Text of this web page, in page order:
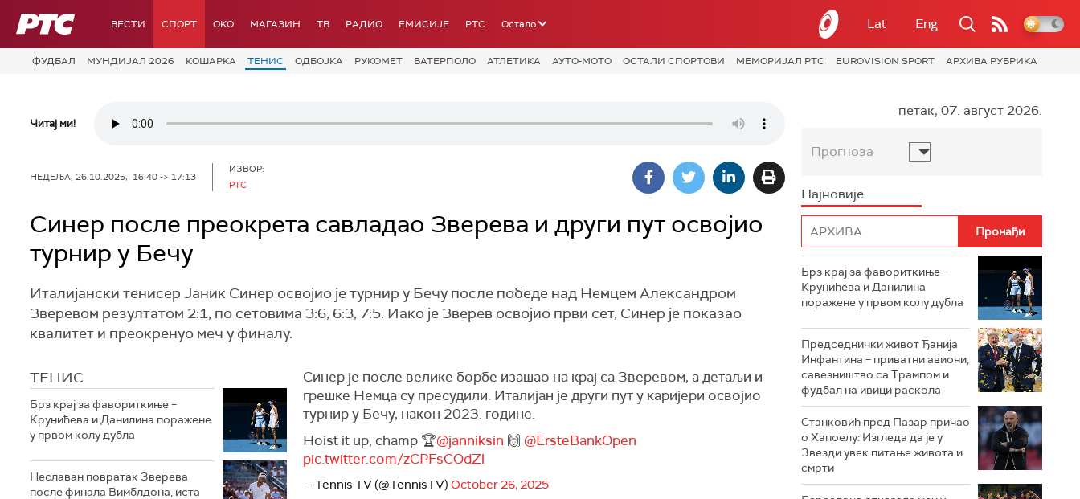
РТС ВЕСТИ СПОРТ OKO МАГАЗИН ТВ РАДИО ЕМИСИЈЕ РТС Остало Lat Eng
ФУДБАЛ МУНДИЈАЛ 2026 КОШАРКА ТЕНИС ОДБОЈКА РУКОМЕТ ВАТЕРПОЛО АТЛЕТИКА АУТО-МОТО ОСТАЛИ СПОРТОВИ МЕМОРИЈАЛ РТС EUROVISION SPORT АРХИВА РУБРИКА
Читај ми!
НЕДЕЉА, 26.10.2025, 16:40 -> 17:13
ИЗВОР:
РТС
Синер после преокрета савладао Зверева и други пут освојио
турнир у Бечу
Италијански тенисер Јаник Синер освојио је турнир у Бечу после победе над Немцем Александром
Зверевом резултатом 2:1, по сетовима 3:6, 6:3, 7:5. Иако је Зверев освојио први сет, Синер је показао
квалитет и преокренуо меч у финалу.
ТЕНИС
Брз крај за фавориткиње –
Крунићева и Данилина поражене
у првом колу дубла
Неславан повратак Зверева
после финала Вимблдона, иста
Синер је после велике борбе изашао на крај са Зверевом, а детаљи и
грешке Немца су пресудили. Италијан је други пут у каријери освојио
турнир у Бечу, након 2023. године.
Hoist it up, champ 🏆@janniksin 🙌 @ErsteBankOpen
pic.twitter.com/zCPFsCOdZl
— Tennis TV (@TennisTV) October 26, 2025
петак, 07. август 2026.
Прогноза
Најновије
Брз крај за фавориткиње –
Крунићева и Данилина
поражене у првом колу дубла
Председнички живот Ђанија
Инфантина – приватни авиони,
савезништво са Трампом и
фудбал на ивици раскола
Станковић пред Пазар причао
о Хапоелу: Изгледа да је у
Звезди увек питање живота и
смрти